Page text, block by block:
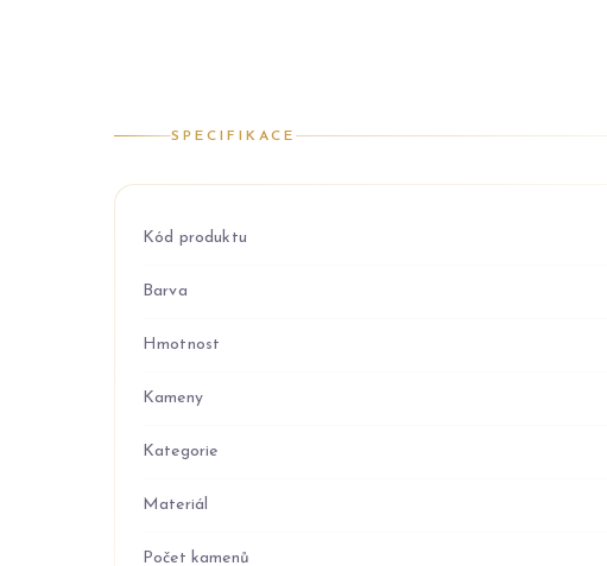
SPECIFIKACE
Kód produktu
Barva
Hmotnost
Kameny
Kategorie
Materiál
Počet kamenů